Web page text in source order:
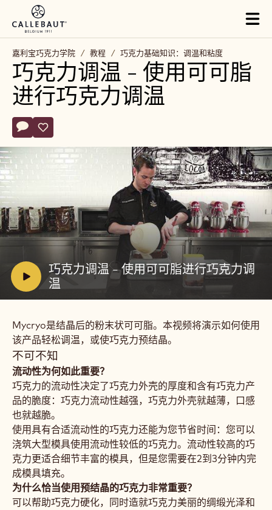
Skip to main content
嘉利宝巧克力学院 / 教程 / 巧克力基础知识：调温和粘度
巧克力调温 - 使用可可脂
进行巧克力调温
Actions
评论
- 巧克力调温 - 使用可可脂进行巧克力调温
保存
- 巧克力调温 - 使用可可脂进行巧克力调温
V
i
d
o
:
巧克力调温 - 使用可可脂进行巧克力调
温
播
放
Mycryo是结晶后的粉末状可可脂。本视频将演示如何使用
该产品轻松调温，或使巧克力预结晶。
不可不知
流动性为何如此重要？
巧克力的流动性决定了巧克力外壳的厚度和含有巧克力产
品的脆度：巧克力流动性越强，巧克力外壳就越薄，口感
也就越脆。
使用具有合适流动性的巧克力还能为您节省时间：您可以
浇筑大型模具使用流动性较低的巧克力。流动性较高的巧
克力更适合细节丰富的模具，但是您需要在2到3分钟内完
成模具填充。
为什么恰当使用预结晶的巧克力非常重要？
可以帮助巧克力硬化，同时造就巧克力美丽的绸缎光泽和